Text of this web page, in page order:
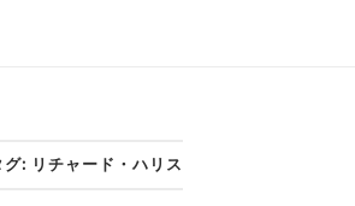
グ: リチャード・ハリス